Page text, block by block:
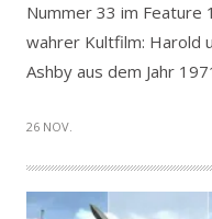
Nummer 33 im Feature
wahrer Kultfilm: Harold
Ashby aus dem Jahr
26 NOV.